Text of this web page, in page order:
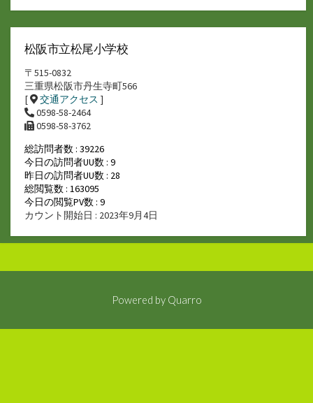
松阪市立松尾小学校
〒515-0832
三重県松阪市丹生寺町566
[
交通アクセス ]
0598-58-2464
0598-58-3762
総訪問者数 : 39226
今日の訪問者UU数 : 9
昨日の訪問者UU数 : 28
総閲覧数 : 163095
今日の閲覧PV数 : 9
カウント開始日 : 2023年9月4日
Powered by Quarro